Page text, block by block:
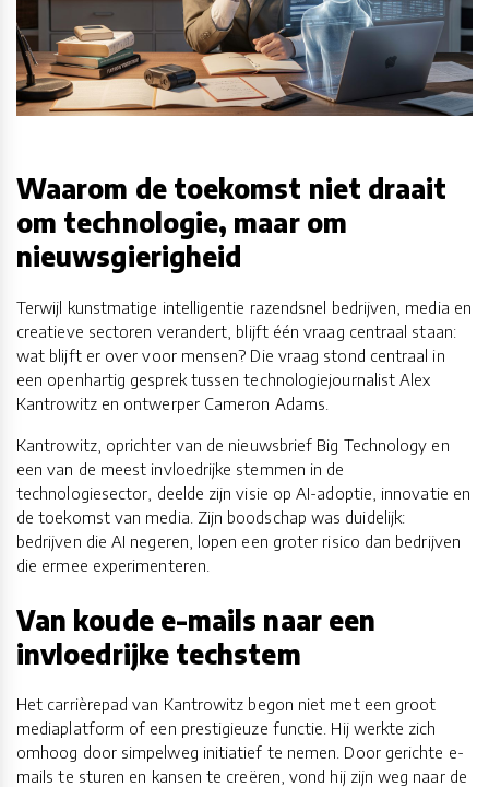
Waarom de toekomst niet draait
om technologie, maar om
nieuwsgierigheid
Terwijl kunstmatige intelligentie razendsnel bedrijven, media en
creatieve sectoren verandert, blijft één vraag centraal staan:
wat blijft er over voor mensen? Die vraag stond centraal in
een openhartig gesprek tussen technologiejournalist Alex
Kantrowitz en ontwerper Cameron Adams.
Kantrowitz, oprichter van de nieuwsbrief Big Technology en
een van de meest invloedrijke stemmen in de
technologiesector, deelde zijn visie op AI-adoptie, innovatie en
de toekomst van media. Zijn boodschap was duidelijk:
bedrijven die AI negeren, lopen een groter risico dan bedrijven
die ermee experimenteren.
Van koude e-mails naar een
invloedrijke techstem
Het carrièrepad van Kantrowitz begon niet met een groot
mediaplatform of een prestigieuze functie. Hij werkte zich
omhoog door simpelweg initiatief te nemen. Door gerichte e-
mails te sturen en kansen te creëren, vond hij zijn weg naar de